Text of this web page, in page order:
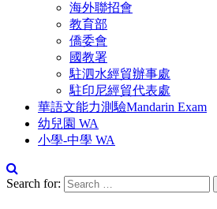
海外聯招會
教育部
僑委會
國教署
駐泗水經貿辦事處
駐印尼經貿代表處
華語文能力測驗Mandarin Exam
幼兒園 WA
小學-中學 WA
Search for: